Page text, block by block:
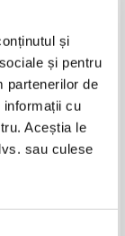
și
și pentru
partenerilor de
informații cu
Aceștia le
sau culese
- ... asa s-au
asa le-am
tie, care le citesti
Lei
coș